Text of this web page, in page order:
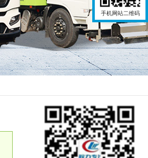
手机网站二维码